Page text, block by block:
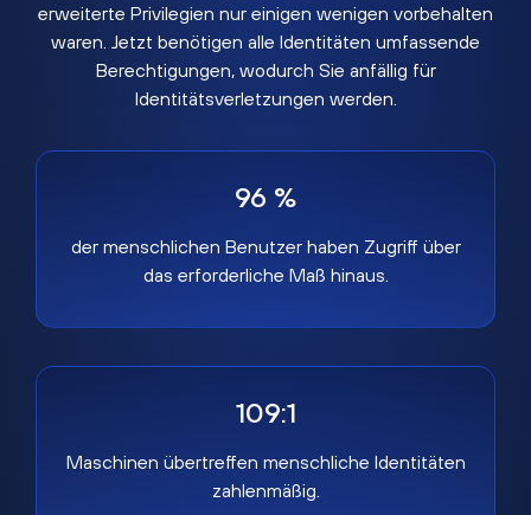
erweiterte Privilegien nur einigen wenigen vorbehalten
waren. Jetzt benötigen alle Identitäten umfassende
Berechtigungen, wodurch Sie anfällig für
Identitätsverletzungen werden.
96 %
der menschlichen Benutzer haben Zugriff über
das erforderliche Maß hinaus.
109:1
Maschinen übertreffen menschliche Identitäten
zahlenmäßig.